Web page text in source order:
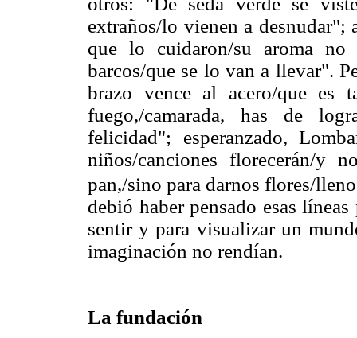
extraños/lo vienen a
que lo cuidaron/su aroma
barcos/que se lo van a llevar".
brazo vence al acero/que
fuego,/camarada, has de
felicidad"; esperanzado,
niños/canciones florecerán/y
pan,/sino para darnos flores/
debió haber pensado esas
sentir y para visualizar un
imaginación no rendían.
La fundación